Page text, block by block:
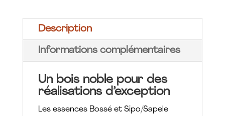
Description
Informations complémentaires
Un bois noble pour des
réalisations d’exception
Les essences Bossé et Sipo/Sapele